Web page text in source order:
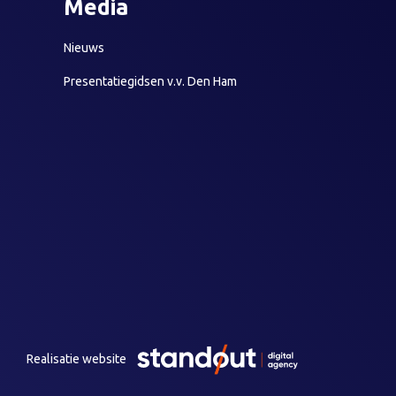
Media
Nieuws
Presentatiegidsen v.v. Den Ham
Realisatie website